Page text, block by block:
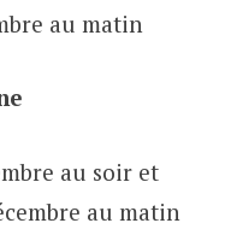
au matin
au soir et
au matin